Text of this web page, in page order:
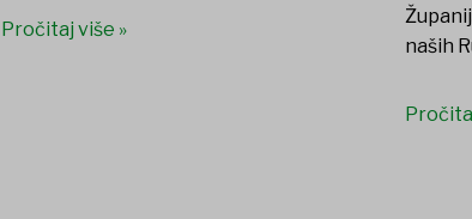
Pročitaj više »
naših